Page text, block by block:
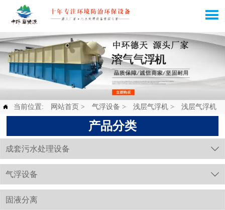

 当前位置: 网站首页 > 气浮设备 > 浅层气浮机 > 浅层气浮机
产品分类
成套污水处理设备 
气浮设备 
固液分离